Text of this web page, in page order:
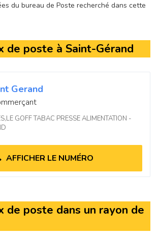
du bureau de Poste recherché dans cette
de poste à Saint-Gérand
Gerand
GOFF TABAC PRESSE ALIMENTATION -
AFFICHER LE NUMÉRO
de poste dans un rayon de